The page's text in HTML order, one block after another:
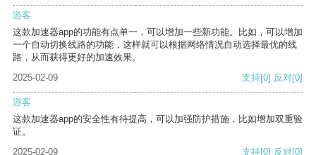
游客
这款加速器app的功能有点单一，可以增加一些新功能。比如，可以增加
一个自动切换线路的功能，这样就可以根据网络情况自动选择最优的线
路，从而获得更好的加速效果。
2025-02-09
支持[0] 反对[0]
游客
这款加速器app的安全性有待提高，可以加强防护措施，比如增加双重验
证。
2025-02-09
支持[0] 反对[0]